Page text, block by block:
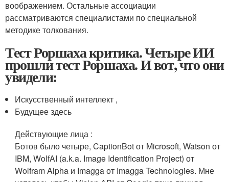
воображением. Остальные ассоциации
рассматриваются специалистами по специальной
методике толкования.
Тест Роршаха критика. Четыре ИИ
прошли тест Роршаха. И вот, что они
увидели:
Искусственный интеллект ,
Будущее здесь
Действующие лица :
Ботов было четыре, CaptionBot от Microsoft, Watson от
IBM, WolfAI (a.k.a. Image Identification Project) от
Wolfram Alpha и Imagga от Imagga Technologies. Мне